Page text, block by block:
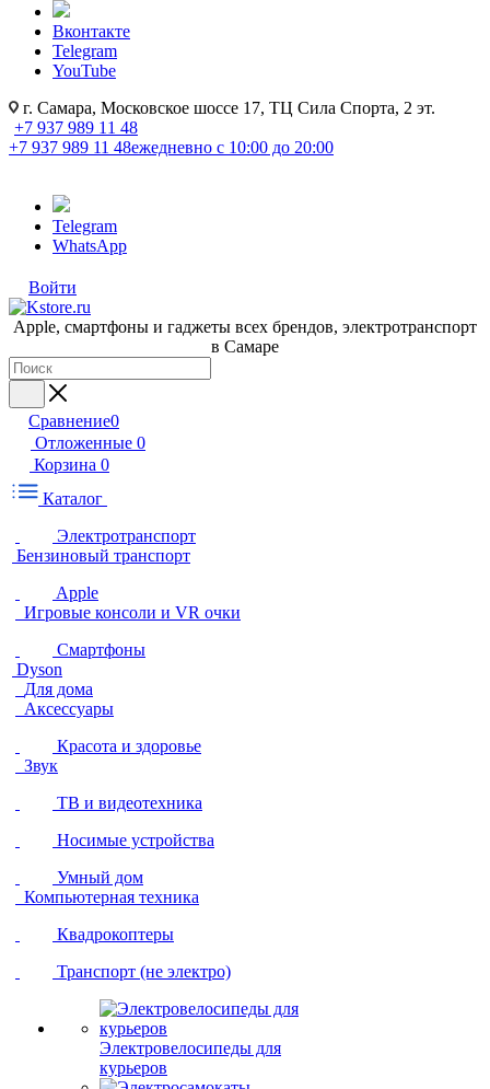
Вконтакте
Telegram
YouTube
г. Самара, Московское шоссе 17, ТЦ Сила Спорта, 2 эт.
+7 937 989 11 48
+7 937 989 11 48ежедневно с 10:00 до 20:00
Telegram
WhatsApp
Войти
Apple, cмартфоны и гаджеты всех брендов, электротранспорт
в Самаре
Сравнение0
Отложенные 0
Корзина 0
Каталог
Электротранспорт
Бензиновый транспорт
Apple
Игровые консоли и VR очки
Смартфоны
Dyson
Для дома
Аксессуары
Красота и здоровье
Звук
ТВ и видеотехника
Носимые устройства
Умный дом
Компьютерная техника
Квадрокоптеры
Транспорт (не электро)
Электровелосипеды для
курьеров